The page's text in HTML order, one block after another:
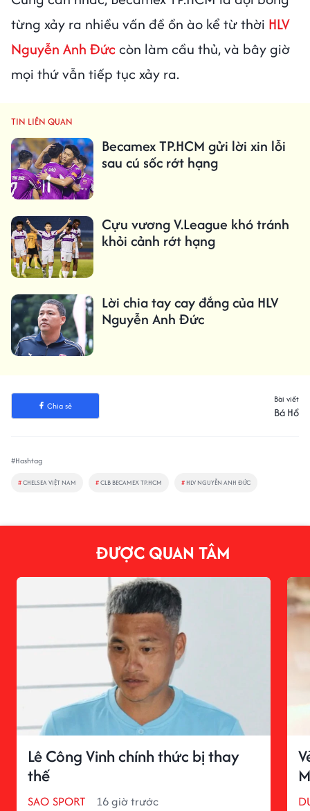
từng xảy ra nhiều vấn đề ồn ào kể từ thời HLV
Nguyễn Anh Đứccòn làm cầu thủ, và bây giờ
mọi thứ vẫn tiếp tục xảy ra.
TIN LIÊN QUAN
Becamex TP.HCM gửi lời xin lỗi
sau cú sốc rớt hạng
Cựu vương V.League khó tránh
khỏi cảnh rớt hạng
Lời chia tay cay đắng của HLV
Nguyễn Anh Đức
Chia sẻ
Bài viết
Bá Hổ
#Hashtag
#CHELSEA VIỆT NAM #CLB BECAMEX TP.HCM # HLV NGUYỄN ANH ĐỨC
ĐƯỢC QUAN TÂM
Lê Công Vinh chính thức bị thay
thế
SAO SPORT 16 giờ trước